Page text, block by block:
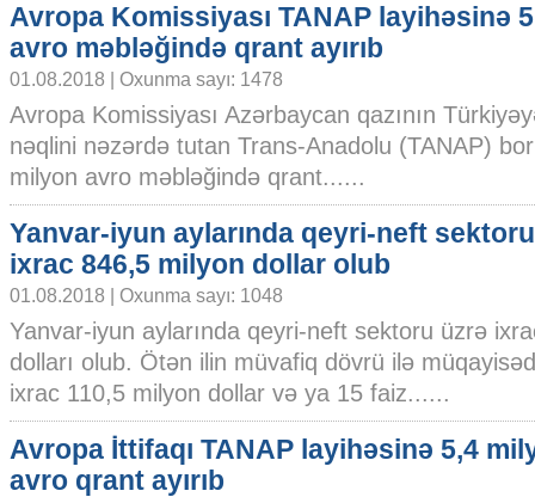
Avropa Komissiyası TANAP layihəsinə
avro məbləğində qrant ayırıb
01.08.2018 | Oxunma sayı: 1478
Avropa Komissiyası Azərbaycan qazının
nəqlini nəzərdə tutan Trans-Anadolu (TANAP)
milyon avro məbləğində qrant......
Yanvar-iyun aylarında qeyri-neft
ixrac 846,5 milyon dollar olub
01.08.2018 | Oxunma sayı: 1048
Yanvar-iyun aylarında qeyri-neft sektoru üzrə
dolları olub. Ötən ilin müvafiq dövrü ilə
ixrac 110,5 milyon dollar və ya 15 faiz......
Avropa İttifaqı TANAP layihəsinə 5,4
avro qrant ayırıb